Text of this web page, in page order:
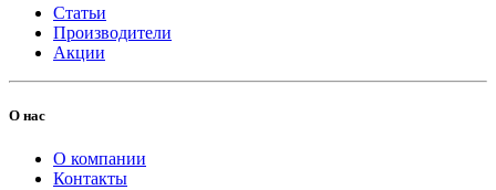
Статьи
Производители
Акции
О нас
О компании
Контакты